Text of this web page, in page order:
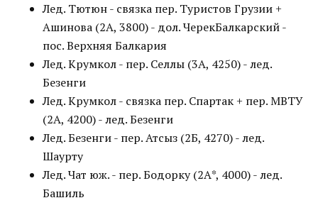
Лед. Тютюн - связка пер. Туристов Грузии +
Ашинова (2А, 3800) - дол. ЧерекБалкарский -
пос. Верхняя Балкария
Лед. Крумкол - пер. Селлы (3А, 4250) - лед.
Безенги
Лед. Крумкол - связка пер. Спартак + пер. МВТУ
(2А, 4200) - лед. Безенги
Лед. Безенги - пер. Атсыз (2Б, 4270) - лед.
Шаурту
Лед. Чат юж. - пер. Бодорку (2А*, 4000) - лед.
Башиль